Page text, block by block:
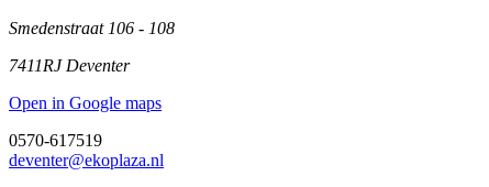
Smedenstraat 106 - 108
7411RJ Deventer
Open in Google maps
0570-617519
deventer@ekoplaza.nl